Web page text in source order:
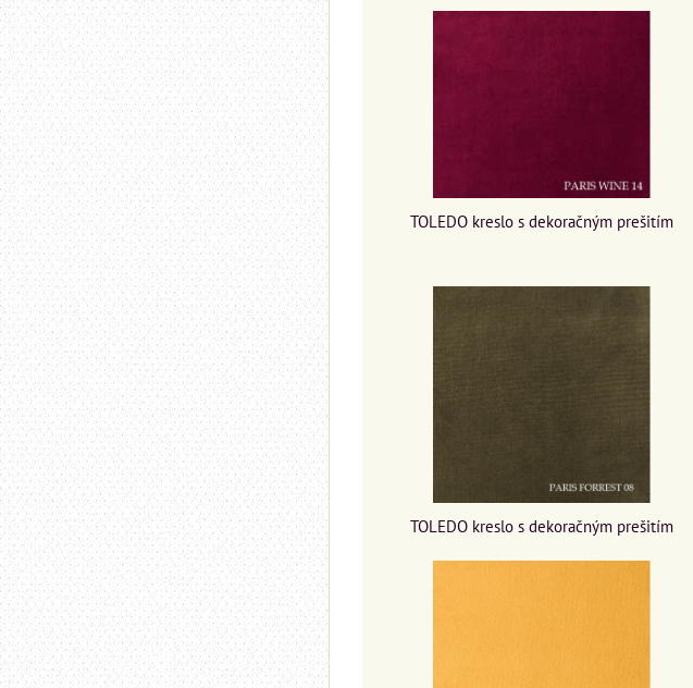
TOLEDO kreslo s dekoračným prešitím
TOLEDO kreslo s dekoračným prešitím